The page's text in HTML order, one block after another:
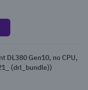
DL380 Gen10, no CPU,
(drl_bundle))